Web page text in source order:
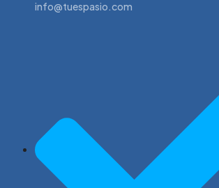
info@tuespasio.com